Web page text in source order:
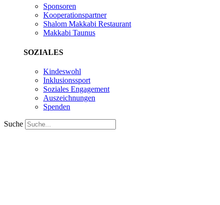
Sponsoren
Kooperationspartner
Shalom Makkabi Restaurant
Makkabi Taunus
SOZIALES
Kindeswohl
Inklusionssport
Soziales Engagement
Auszeichnungen
Spenden
Suche